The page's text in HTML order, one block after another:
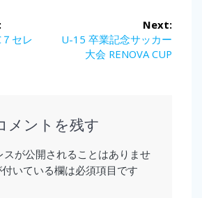
セレ
Next:
Next
U-15 卒業記念サッカー
大会 RENOVA CUP
メントを残す
スが公開されることはありませ
付いている欄は必須項目です